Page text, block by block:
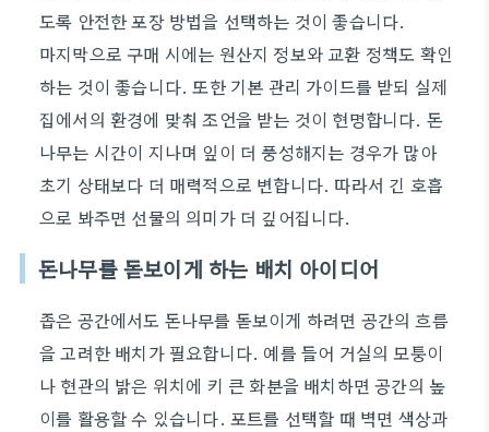
도록 안전한 포장 방법을 선택하는 것이 좋습니다.
마지막으로 구매 시에는 원산지 정보와 교환 정책도 확인
하는 것이 좋습니다. 또한 기본 관리 가이드를 받되 실제
집에서의 환경에 맞춰 조언을 받는 것이 현명합니다. 돈
나무는 시간이 지나며 잎이 더 풍성해지는 경우가 많아
초기 상태보다 더 매력적으로 변합니다. 따라서 긴 호흡
으로 봐주면 선물의 의미가 더 깊어집니다.
돈나무를 돋보이게 하는 배치 아이디어
좁은 공간에서도 돈나무를 돋보이게 하려면 공간의 흐름
을 고려한 배치가 필요합니다. 예를 들어 거실의 모퉁이
나 현관의 밝은 위치에 키 큰 화분을 배치하면 공간의 높
이를 활용할 수 있습니다. 포트를 선택할 때 벽면 색상과